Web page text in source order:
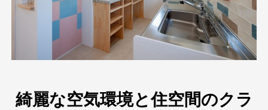
綺麗な空気環境と住空間のクラ